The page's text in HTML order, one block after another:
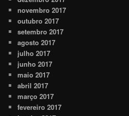
novembro 2017
outubro 2017
setembro 2017
agosto 2017
julho 2017
junho 2017
maio 2017
abril 2017
março 2017
fevereiro 2017